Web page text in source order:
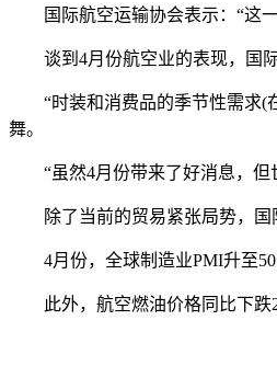
国际航空运输协会表示：“这一
谈到4月份航空业的表现，国际
“时装和消费品的季节性需求(在
舞。
“虽然4月份带来了好消息，但
除了当前的贸易紧张局势，国际
4月份，全球制造业PMI升至
此外，航空燃油价格同比下跌